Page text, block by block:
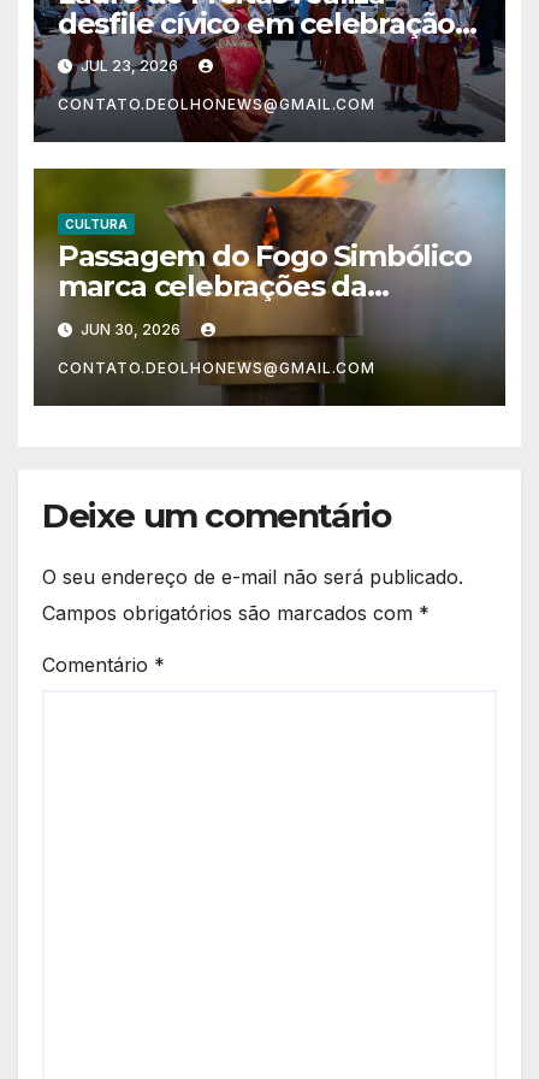
desfile cívico em celebração
aos 64 anos de emancipação
neste sábado (25)
JUL 23, 2026
CONTATO.DEOLHONEWS@GMAIL.COM
CULTURA
Passagem do Fogo Simbólico
marca celebrações da
Independência da Bahia em
Lauro de Freitas nesta terça
(30)
JUN 30, 2026
CONTATO.DEOLHONEWS@GMAIL.COM
Deixe um comentário
O seu endereço de e-mail não será publicado.
Campos obrigatórios são marcados com *
Comentário *